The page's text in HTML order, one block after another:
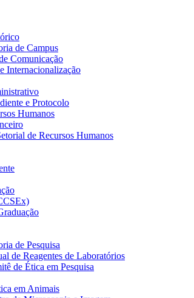
principal
de Campus
Comunicação
Internacionalização
e Protocolo
Humanos
de Recursos Humanos
de Pesquisa
de Reagentes de Laboratórios
de Ética em Pesquisa
em Animais